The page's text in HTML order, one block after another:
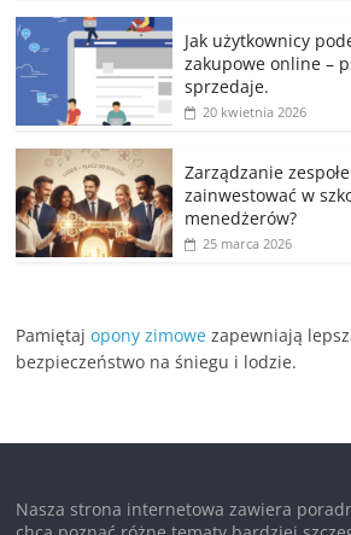
Jak użytkownicy
zakupowe online –
sprzedaje.
20 kwietnia 2026
Zarządzanie
zainwestować w
menedżerów?
25 marca 2026
Pamiętajopony zimowe zapewniają
bezpieczeństwo na śniegu i lodzie.
Nasza strona internetowa zawiera